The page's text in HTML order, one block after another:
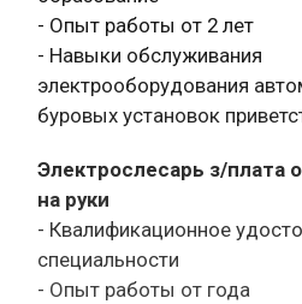
- Опыт работы от 2 лет
- Навыки обслуживания
электрооборудования
буровых установок
Электрослесарь з/плата
на руки
- Квалификационное
специальности
- Опыт работы от года